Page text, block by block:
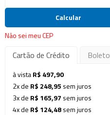
Calcular
Não sei meu CEP
Cartão de Crédito Boleto
à vistaR$ 497,90
2x de R$ 248,95 sem juros
3x de R$ 165,97 sem juros
4x de R$ 124,48sem juros